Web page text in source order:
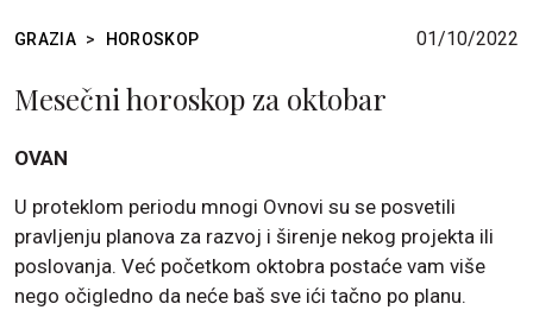
GRAZIA > HOROSKOP 01/10/2022
Mesečni horoskop za oktobar
OVAN
U proteklom periodu mnogi Ovnovi su se posvetili
pravljenju planova za razvoj i širenje nekog projekta ili
poslovanja. Već početkom oktobra postaće vam više
nego očigledno da neće baš sve ići tačno po planu.